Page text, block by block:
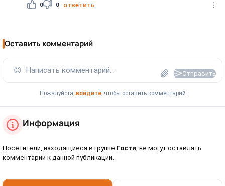
0 0 ответить
Оставить комментарий
😊 Написать комментарий... Отправить
Пожалуйста, войдите, чтобы оставить комментарий
Информация
Посетители, находящиеся в группе Гости , не могут оставлять
комментарии к данной публикации.